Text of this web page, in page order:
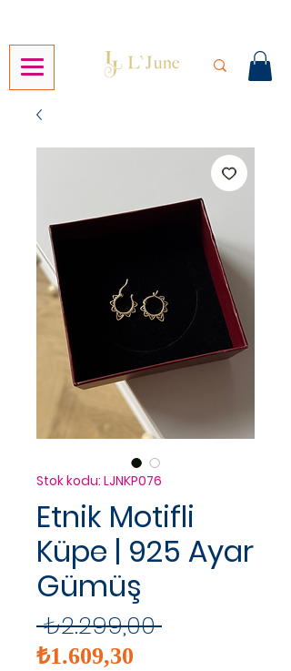
Stok kodu: LJNKP076
Etnik Motifli
Küpe | 925 Ayar
Gümüş
₺2.299,00 Normal
₺1.609,30